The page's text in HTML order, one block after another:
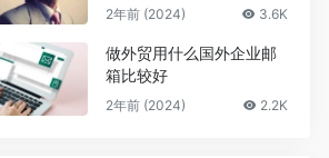
2年前 (2024) 3.6K
做外贸用什么国外企业邮
箱比较好
2年前 (2024) 2.2K